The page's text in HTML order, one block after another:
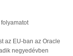
az EU-ban az Oracle
negyedévben